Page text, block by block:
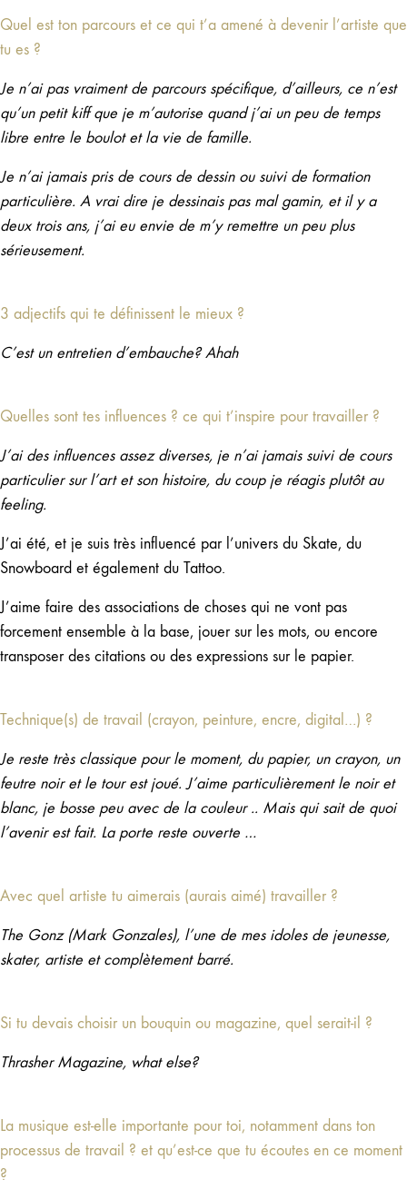
Quel est ton parcours et ce qui t’a amené à devenir l’artiste que
tu es ?
Je n’ai pas vraiment de parcours spécifique, d’ailleurs, ce n’est
qu’un petit kiff que je m’autorise quand j’ai un peu de temps
libre entre le boulot et la vie de famille.
Je n’ai jamais pris de cours de dessin ou suivi de formation
particulière. A vrai dire je dessinais pas mal gamin, et il y a
deux trois ans, j’ai eu envie de m’y remettre un peu plus
sérieusement.
3 adjectifs qui te définissent le mieux ?
C’est un entretien d’embauche? Ahah
Quelles sont tes influences ? ce qui t’inspire pour travailler ?
J’ai des influences assez diverses, je n’ai jamais suivi de cours
particulier sur l’art et son histoire, du coup je réagis plutôt au
feeling.
J’ai été, et je suis très influencé par l’univers du Skate, du
Snowboard et également du Tattoo.
J’aime faire des associations de choses qui ne vont pas
forcement ensemble à la base, jouer sur les mots, ou encore
transposer des citations ou des expressions sur le papier.
Technique(s) de travail (crayon, peinture, encre, digital…) ?
Je reste très classique pour le moment, du papier, un crayon, un
feutre noir et le tour est joué. J’aime particulièrement le noir et
blanc, je bosse peu avec de la couleur .. Mais qui sait de quoi
l’avenir est fait. La porte reste ouverte …
Avec quel artiste tu aimerais (aurais aimé) travailler ?
The Gonz (Mark Gonzales), l’une de mes idoles de jeunesse,
skater, artiste et complètement barré.
Si tu devais choisir un bouquin ou magazine, quel serait-il ?
Thrasher Magazine, what else?
La musique est-elle importante pour toi, notamment dans ton
processus de travail ? et qu’est-ce que tu écoutes en ce moment
?